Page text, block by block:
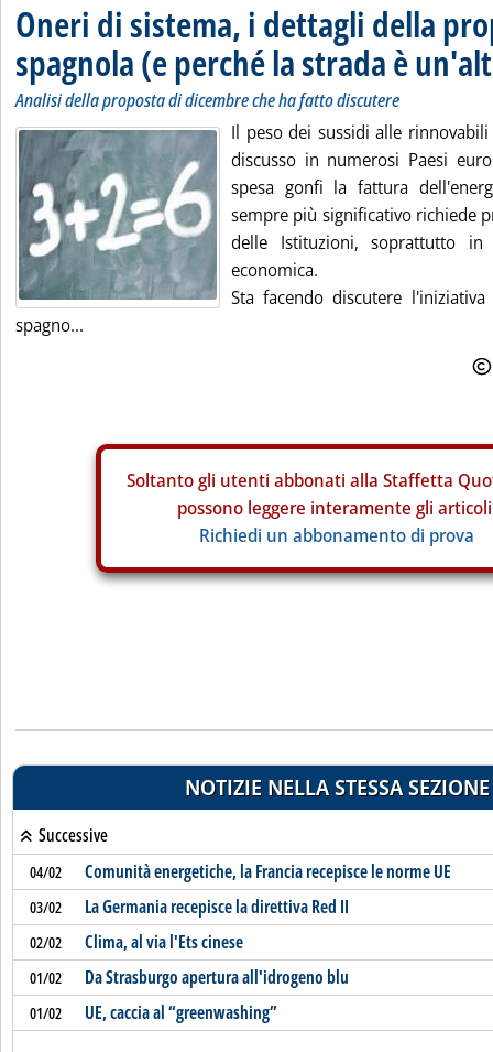
Oneri di sistema, i dettagli della
spagnola (e perché la strada è
Analisi della proposta di dicembre che ha fatto discutere
Il peso dei sussidi alle
discusso in numerosi Paesi
spesa gonfi la fattura
sempre più significativo richiede
delle Istituzioni, soprattutto
economica.
Sta facendo discutere
spagno...
Soltanto gli utenti abbonati alla Staffetta
possono leggere interamente gli
Richiedi un abbonamento di prova
NOTIZIE NELLA STESSA SEZIONE
Successive
04/02 Comunità energetiche, la Francia recepisce le norme UE
03/02 La Germania recepisce la direttiva Red II
02/02 Clima, al via l'Ets cinese
01/02 Da Strasburgo apertura all'idrogeno blu
01/02 UE, caccia al “greenwashing”